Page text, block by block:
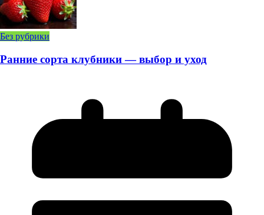
Без рубрики
Ранние сорта клубники — выбор и уход